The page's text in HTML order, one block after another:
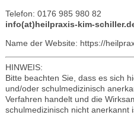
Telefon: 0176 985 980 82
info(at)heilpraxis-kim-
Name der Website: https://
HINWEIS:
Bitte beachten Sie, dass es sich
und/oder schulmedizinisch
Verfahren handelt und die
schulmedizinisch nicht anerkannt